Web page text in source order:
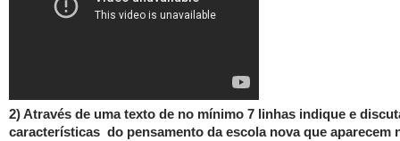
2) Através de uma texto de no mínimo 7 linhas indique e
características do pensamento daescola novaque aparecem